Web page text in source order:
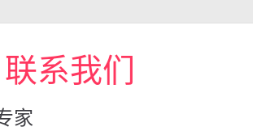
联系我们
家